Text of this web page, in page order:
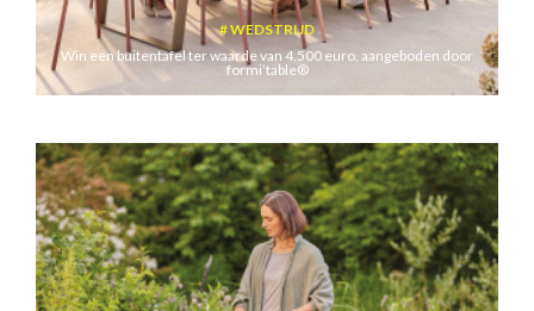
WEDSTRIJD
Win een buitentafel ter waarde van 4.500 euro, aangeboden door
formi’table®